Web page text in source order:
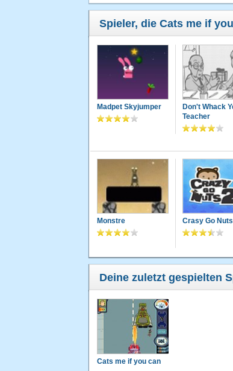
Spieler, die Cats me if
Madpet Skyjumper
Don't Whack
Teacher
Monstre Crasy Go
Deine zuletzt gespielten
Cats me if you can